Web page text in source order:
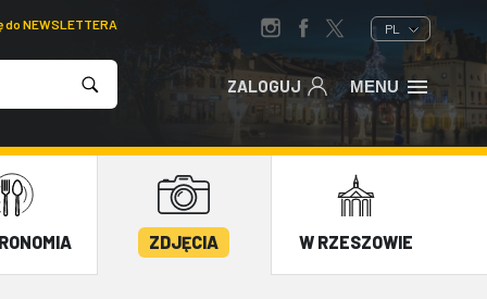
NEWSLETTERA PL
ZALOGUJ MENU
ZDJĘCIA W RZESZOWIE